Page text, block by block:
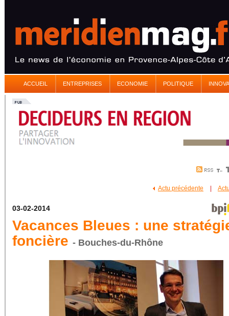
ACCUEIL ENTREPRISES ECONOMIE POLITIQUE
Actu précédente
03-02-2014
Vacances Bleues : une
foncière - Bouches-du-Rhône